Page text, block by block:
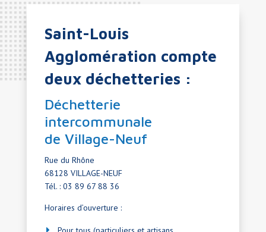
Saint-Louis
Agglomération compte
deux déchetteries :
Déchetterie
intercommunale
de Village-Neuf
Rue du Rhône
68128 VILLAGE-NEUF
Tél. : 03 89 67 88 36
Horaires d’ouverture :